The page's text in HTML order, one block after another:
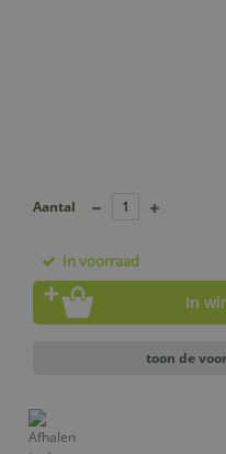
Aantal
In voorraad
In
toon de